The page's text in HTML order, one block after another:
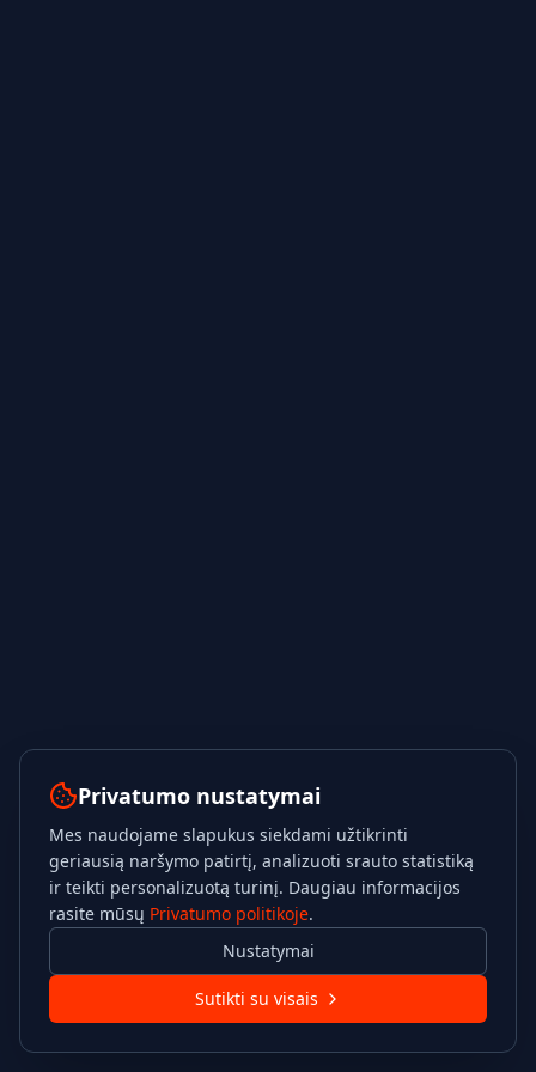
Privatumo nustatymai
Mes naudojame slapukus siekdami užtikrinti
geriausią naršymo patirtį, analizuoti srauto statistiką
ir teikti personalizuotą turinį. Daugiau informacijos
rasite mūsų Privatumo politikoje.
Nustatymai
Sutikti su visais